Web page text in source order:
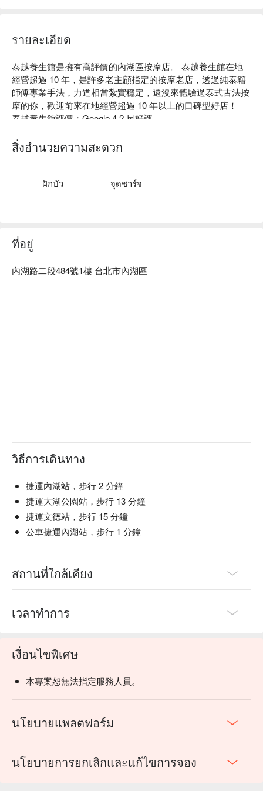
รายละเอียด
泰越養生館是擁有高評價的內湖區按摩店。 泰越養生館在地
經營超過 10 年，是許多老主顧指定的按摩老店，透過純泰籍
師傅專業手法，力道相當紮實穩定，還沒來體驗過泰式古法按
摩的你，歡迎前來在地經營超過 10 年以上的口碑型好店！
泰越養生館評價：Google 4.2 星好評
泰越養生館提供泰式古法指壓 120 min、泰式全身精油舒壓
120 min 服務。
地南洋簡約風呈現，想要帶給顧客賓至如歸的享受放鬆體驗。
สิ่งอำนวยความสะดวก
ฝักบัว จุดชาร์จ
ที่อยู่
內湖路二段484號1樓 台北市內湖區
วิธีการเดินทาง
捷運內湖站，步行 2 分鐘
捷運大湖公園站，步行 13 分鐘
捷運文德站，步行 15 分鐘
公車捷運內湖站，步行 1 分鐘
สถานที่ใกล้เคียง
เวลาทำการ
เงื่อนไขพิเศษ
本專案恕無法指定服務人員。
นโยบายแพลตฟอร์ม
นโยบายการยกเลิกและแก้ไขการจอง